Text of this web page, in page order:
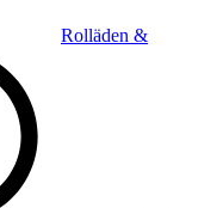
Rolläden &